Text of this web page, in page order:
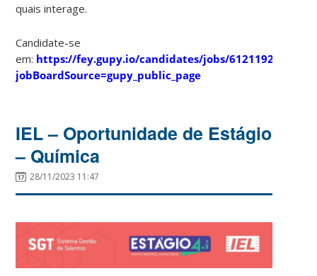
quais interage.
Candidate-se
em: https://fey.gupy.io/candidates/jobs/6121192/apply?
jobBoardSource=gupy_public_page
IEL – Oportunidade de Estágio
– Química
28/11/2023 11:47